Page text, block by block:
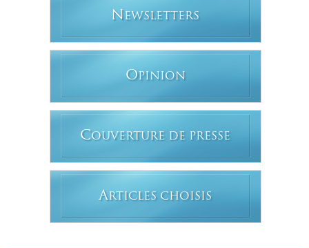
N EWSLETTERS
OPINION
COUVERTURE DE PRESSE
ARTICLES CHOISIS